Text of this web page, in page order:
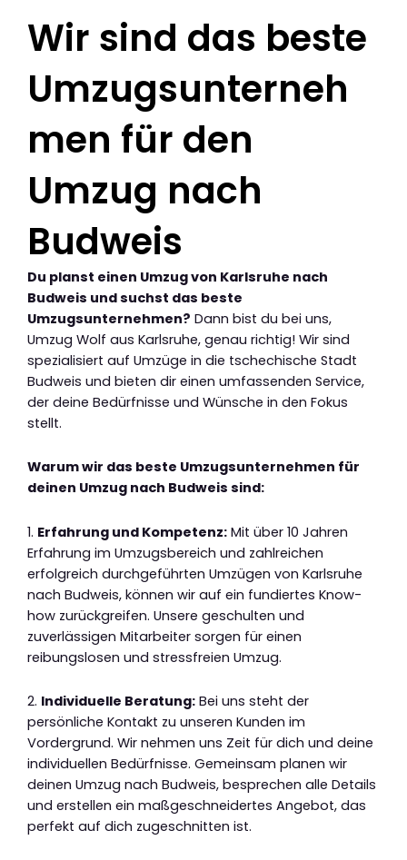
Wir sind das beste
Umzugsunterneh
men für den
Umzug nach
Budweis
Du planst einen Umzug von Karlsruhe nach
Budweis und suchst das beste
Umzugsunternehmen? Dann bist du bei uns,
Umzug Wolf aus Karlsruhe, genau richtig! Wir sind
spezialisiert auf Umzüge in die tschechische Stadt
Budweis und bieten dir einen umfassenden Service,
der deine Bedürfnisse und Wünsche in den Fokus
stellt.
Warum wir das beste Umzugsunternehmen für
deinen Umzug nach Budweis sind:
1. Erfahrung und Kompetenz: Mit über 10 Jahren
Erfahrung im Umzugsbereich und zahlreichen
erfolgreich durchgeführten Umzügen von Karlsruhe
nach Budweis, können wir auf ein fundiertes Know-
how zurückgreifen. Unsere geschulten und
zuverlässigen Mitarbeiter sorgen für einen
reibungslosen und stressfreien Umzug.
2. Individuelle Beratung: Bei uns steht der
persönliche Kontakt zu unseren Kunden im
Vordergrund. Wir nehmen uns Zeit für dich und deine
individuellen Bedürfnisse. Gemeinsam planen wir
deinen Umzug nach Budweis, besprechen alle Details
und erstellen ein maßgeschneidertes Angebot, das
perfekt auf dich zugeschnitten ist.